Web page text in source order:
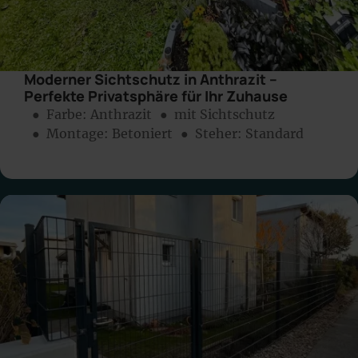
Moderner Sichtschutz in Anthrazit –
Perfekte Privatsphäre für Ihr Zuhause
● Farbe: Anthrazit
● mit Sichtschutz
● Montage: Betoniert ● Steher: Standard